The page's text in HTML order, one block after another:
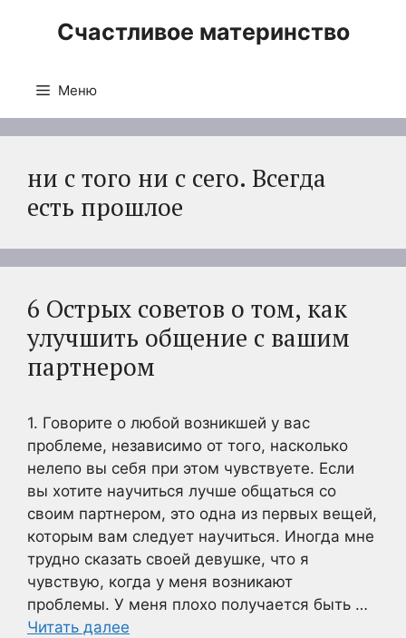
Счастливое материнство
Меню
ни с того ни с сего. Всегда
есть прошлое
6 Острых советов о том, как
улучшить общение с вашим
партнером
1. Говорите о любой возникшей у вас
проблеме, независимо от того, насколько
нелепо вы себя при этом чувствуете. Если
вы хотите научиться лучше общаться со
своим партнером, это одна из первых вещей,
которым вам следует научиться. Иногда мне
трудно сказать своей девушке, что я
чувствую, когда у меня возникают
проблемы. У меня плохо получается быть …
Читать далее